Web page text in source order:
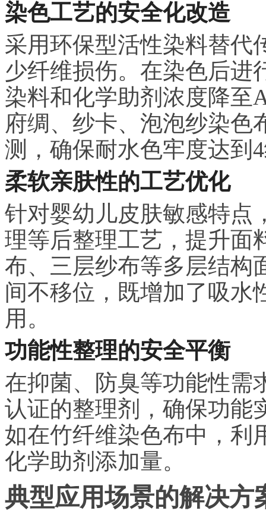
染色工艺的安全化改造
采用环保型活性染料替代
少纤维损伤。在染色后进
染料和化学助剂浓度降至
府绸、纱卡、泡泡纱染色
测，确保耐水色牢度达到
柔软亲肤性的工艺优化
针对婴幼儿皮肤敏感特点
理等后整理工艺，提升面
布、三层纱布等多层结构
间不移位，既增加了吸水
用。
功能性整理的安全平衡
在抑菌、防臭等功能性需
认证的整理剂，确保功能
如在竹纤维染色布中，利
化学助剂添加量。
典型应用场景的解决方